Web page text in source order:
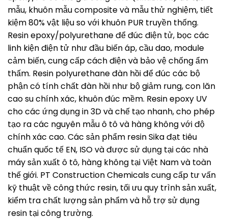
mẫu, khuôn mẫu composite và mẫu thử nghiệm, tiết
kiệm 80% vật liệu so với khuôn PUR truyền thống.
Resin epoxy/polyurethane để đúc điện tử, bọc các
linh kiện điện tử như đầu biến áp, cầu dao, module
cảm biến, cung cấp cách điện và bảo vệ chống ẩm
thấm. Resin polyurethane đàn hồi để đúc các bộ
phận có tính chất đàn hồi như bộ giảm rung, con lăn
cao su chính xác, khuôn đúc mềm. Resin epoxy UV
cho các ứng dụng in 3D và chế tạo nhanh, cho phép
tạo ra các nguyên mẫu ô tô và hàng không với độ
chính xác cao. Các sản phẩm resin Sika đạt tiêu
chuẩn quốc tế EN, ISO và được sử dụng tại các nhà
máy sản xuất ô tô, hàng không tại Việt Nam và toàn
thế giới. PT Construction Chemicals cung cấp tư vấn
kỹ thuật về công thức resin, tối ưu quy trình sản xuất,
kiểm tra chất lượng sản phẩm và hỗ trợ sử dụng
resin tại công trường.